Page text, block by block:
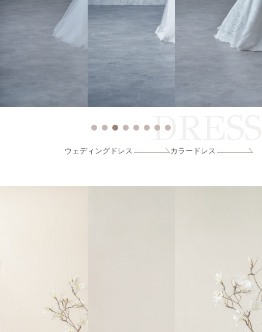
DRESS
ウェディングドレス カラードレス